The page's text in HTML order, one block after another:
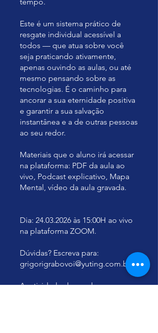
Este é um sistema prático de
resgate individual acessível a
todos — que atua sobre você
seja praticando ativamente,
apenas ouvindo as aulas, ou até
mesmo pensando sobre as
tecnologias. É o caminho para
ancorar a sua eternidade positiva
e garantir a sua salvação
instantânea e a de outras pessoas
ao seu redor.
Materiais que o aluno irá acessar
na plataforma: PDF da aula ao
vivo, Podcast explicativo, Mapa
Mental, vídeo da aula gravada.
Dia: 24.03.2026 às 15:00H ao vivo
na plataforma ZOOM.
Dúvidas? Escreva para:
grigorigrabovoi@yuting.com.br
As atividades baseadas nos